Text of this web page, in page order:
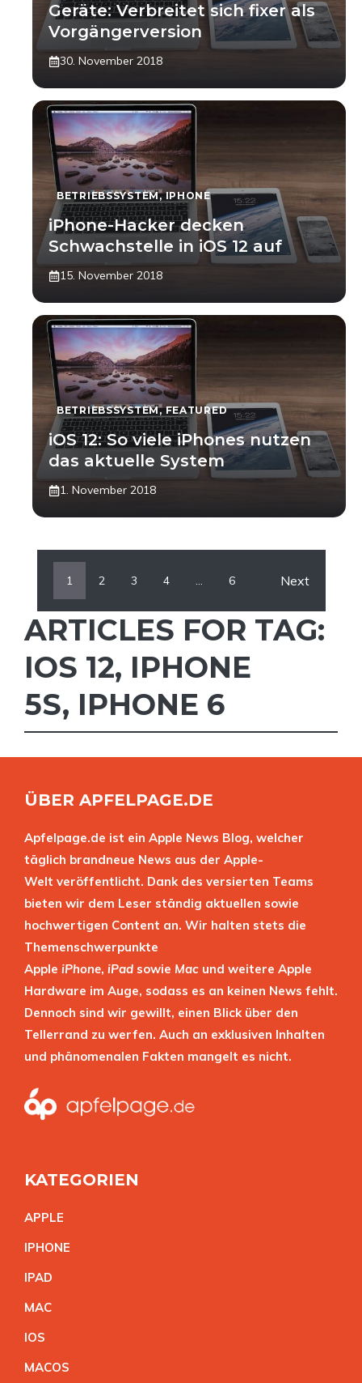
Geräte: Verbreitet sich fixer als
Vorgängerversion
30. November 2018
BETRIEBSSYSTEM,IPHONE
iPhone-Hacker decken
Schwachstelle in iOS 12 auf
15. November 2018
BETRIEBSSYSTEM,FEATURED
iOS 12: So viele iPhones nutzen
das aktuelle System
1. November 2018
1 2 3 4 … 6 Next
ARTICLES FOR TAG:
IOS 12, IPHONE
5S, IPHONE 6
ÜBER APFELPAGE.DE
Apfelpage.de ist ein Apple News Blog, welcher
täglich brandneue News aus der Apple-
Welt veröffentlicht. Dank des versierten Teams
bieten wir dem Leser ständig aktuellen sowie
hochwertigen Content an. Wir halten stets die
Themenschwerpunkte
Apple iPhone, iPad sowie Mac und weitere Apple
Hardware im Auge, sodass es an keinen News fehlt.
Dennoch sind wir gewillt, einen Blick über den
Tellerrand zu werfen. Auch an exklusiven Inhalten
und phänomenalen Fakten mangelt es nicht.
KATEGORIEN
APPLE
IPHONE
IPAD
MAC
IOS
MACOS